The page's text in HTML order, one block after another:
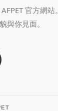
官方網站。
與你見面。